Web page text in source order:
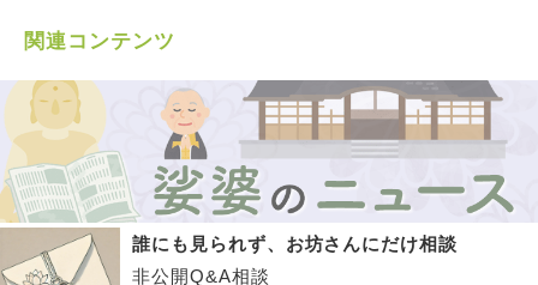
関連コンテンツ
誰にも見られず、お坊さんにだけ相談
非公開Q&A相談